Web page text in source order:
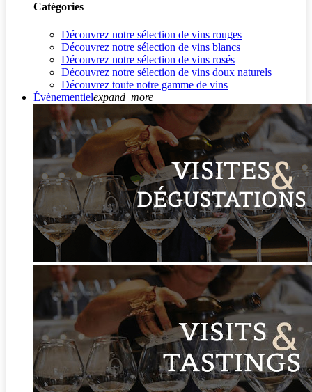
Catégories
Découvrez notre sélection de vins rouges
Découvrez notre sélection de vins blancs
Découvrez notre sélection de vins rosés
Découvrez notre sélection de vins doux naturels
Découvrez toute notre gamme de vins
Évènementielexpand_more